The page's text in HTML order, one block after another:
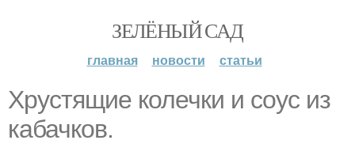
ЗЕЛЁНЫЙ САД
главная новости статьи
Хрустящие колечки и соус из
кабачков.